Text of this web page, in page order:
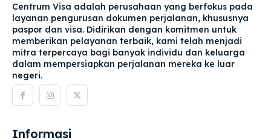
Centrum Visa adalah perusahaan yang berfokus pada
layanan pengurusan dokumen perjalanan, khususnya
paspor dan visa. Didirikan dengan komitmen untuk
memberikan pelayanan terbaik, kami telah menjadi
mitra terpercaya bagi banyak individu dan keluarga
dalam mempersiapkan perjalanan mereka ke luar
negeri.
Informasi